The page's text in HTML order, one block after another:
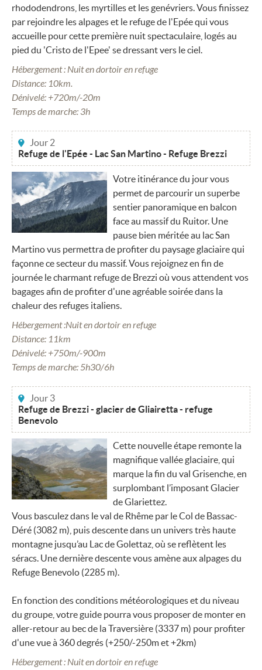
rhododendrons, les myrtilles et les genévriers. Vous finissez
par rejoindre les alpages et le refuge de l'Epée qui vous
accueille pour cette première nuit spectaculaire, logés au
pied du 'Cristo de l'Epee' se dressant vers le ciel.
Hébergement : Nuit en dortoir en refuge
Distance: 10km.
Dénivelé: +720m/-20m
Temps de marche: 3h
Jour 2
Refuge de l'Epée - Lac San Martino - Refuge Brezzi
Votre itinérance du jour vous
permet de parcourir un superbe
sentier panoramique en balcon
face au massif du Ruitor. Une
pause bien méritée au lac San
Martino vus permettra de profiter du paysage glaciaire qui
façonne ce secteur du massif. Vous rejoignez en fin de
journée le charmant refuge de Brezzi où vous attendent vos
bagages afin de profiter d'une agréable soirée dans la
chaleur des refuges italiens.
Hébergement :Nuit en dortoir en refuge
Distance: 11km
Dénivelé: +750m/-900m
Temps de marche: 5h30/6h
Jour 3
Refuge de Brezzi - glacier de Gliairetta - refuge
Benevolo
Cette nouvelle étape remonte la
magnifique vallée glaciaire, qui
marque la fin du val Grisenche, en
surplombant l’imposant Glacier
de Glariettez.
Vous basculez dans le val de Rhême par le Col de Bassac-
Déré (3082 m), puis descente dans un univers très haute
montagne jusqu’au Lac de Golettaz, où se reflètent les
séracs. Une dernière descente vous amène aux alpages du
Refuge Benevolo (2285 m).
En fonction des conditions météorologiques et du niveau
du groupe, votre guide pourra vous proposer de monter en
aller-retour au bec de la Traversière (3337 m) pour profiter
d'une vue à 360 degrés (+250/-250m et +2km)
Hébergement : Nuit en dortoir en refuge